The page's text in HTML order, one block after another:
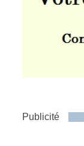
Publicité